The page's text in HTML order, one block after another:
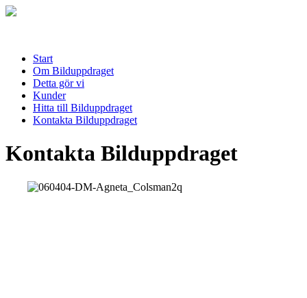
Start
Om Bilduppdraget
Detta gör vi
Kunder
Hitta till Bilduppdraget
Kontakta Bilduppdraget
Kontakta Bilduppdraget